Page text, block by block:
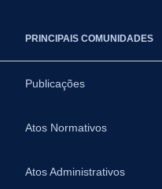
PRINCIPAIS COMUNIDADES
Publicações
Atos Normativos
Atos Administrativos